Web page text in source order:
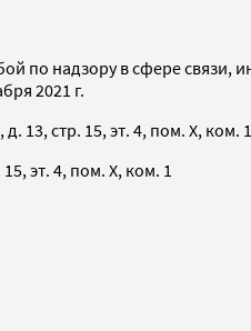
по надзору в сфере
2021 г.
13, стр. 15, эт. 4, пом. X, ком. 1
эт. 4, пом. X, ком. 1